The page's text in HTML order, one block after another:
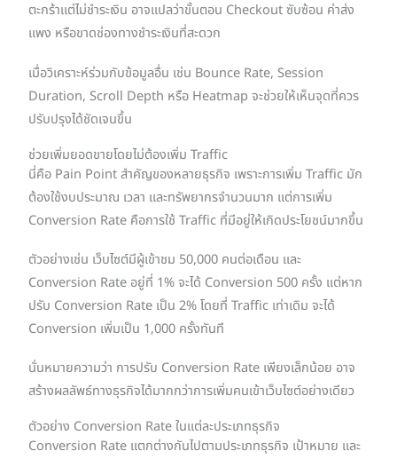
ตะกร้าแต่ไม่ชำระเงิน อาจแปลว่าขั้นตอน Checkout ซับซ้อน ค่าส่ง
แพง หรือขาดช่องทางชำระเงินที่สะดวก
เมื่อวิเคราะห์ร่วมกับข้อมูลอื่น เช่น Bounce Rate, Session
Duration, Scroll Depth หรือ Heatmap จะช่วยให้เห็นจุดที่ควร
ปรับปรุงได้ชัดเจนขึ้น
ช่วยเพิ่มยอดขายโดยไม่ต้องเพิ่ม Traffic
นี่คือ Pain Point สำคัญของหลายธุรกิจ เพราะการเพิ่ม Traffic มัก
ต้องใช้งบประมาณ เวลา และทรัพยากรจำนวนมาก แต่การเพิ่ม
Conversion Rate คือการใช้ Traffic ที่มีอยู่ให้เกิดประโยชน์มากขึ้น
ตัวอย่างเช่น เว็บไซต์มีผู้เข้าชม 50,000 คนต่อเดือน และ
Conversion Rate อยู่ที่ 1% จะได้ Conversion 500 ครั้ง แต่หาก
ปรับ Conversion Rate เป็น 2% โดยที่ Traffic เท่าเดิม จะได้
Conversion เพิ่มเป็น 1,000 ครั้งทันที
นั่นหมายความว่า การปรับ Conversion Rate เพียงเล็กน้อย อาจ
สร้างผลลัพธ์ทางธุรกิจได้มากกว่าการเพิ่มคนเข้าเว็บไซต์อย่างเดียว
ตัวอย่าง Conversion Rate ในแต่ละประเภทธุรกิจ
Conversion Rate แตกต่างกันไปตามประเภทธุรกิจ เป้าหมาย และ